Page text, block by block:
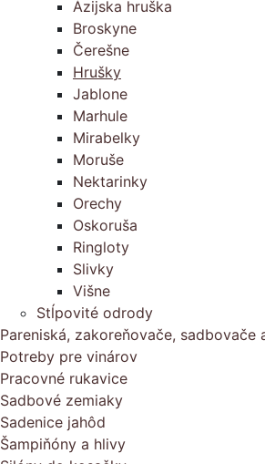
Ázijska hruška
Broskyne
Čerešne
Hrušky
Jablone
Marhule
Mirabelky
Moruše
Nektarinky
Orechy
Oskoruša
Ringloty
Slivky
Višne
Stĺpovité odrody
Pareniská, zakoreňovače, sadbovače
Potreby pre vinárov
Pracovné rukavice
Sadbové zemiaky
Sadenice jahôd
Šampiňóny a hlivy